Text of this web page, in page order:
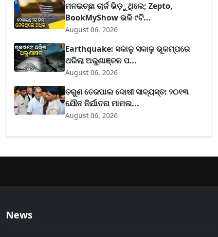
ମନଇଚ୍ଛା ଚାର୍ଜ ଭିଡ଼ୁଥିଲେ; Zepto,
BookMyShow ଭଳି ୯ଟି...
August 06, 2026
Earthquake: ସକାଳୁ ସକାଳୁ ଭୂକମ୍ପରେ
ଥରିଲା ଅରୁଣାଞ୍ଚଳ ପ...
August 06, 2026
ତରୁଣ ତେଜପାଲ ଦୋଷୀ ସାବ୍ୟସ୍ତ: ୨୦୧୩
ଯୌନ ନିର୍ଯାତନା ମାମଲ...
August 06, 2026
News